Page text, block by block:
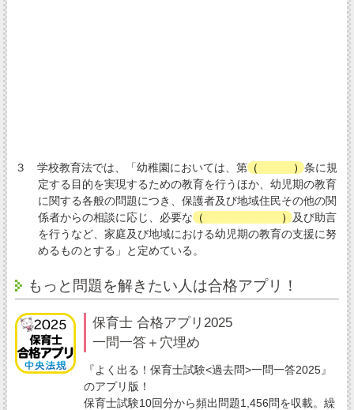
３ 学校教育法では、「幼稚園においては、第（ ）条に規
定する目的を実現するための教育を行うほか、幼児期の教育
に関する各般の問題につき、保護者及び地域住民その他の関
係者からの相談に応じ、必要な（ ）及び助言
を行うなど、家庭及び地域における幼児期の教育の支援に努
めるものとする」と定めている。
もっと問題を解きたい人は合格アプリ！
保育士 合格アプリ2025
一問一答＋穴埋め
『よく出る！保育士試験<過去問>一問一答2025』
のアプリ版！
保育士試験10回分から頻出問題1,456問を収載。繰